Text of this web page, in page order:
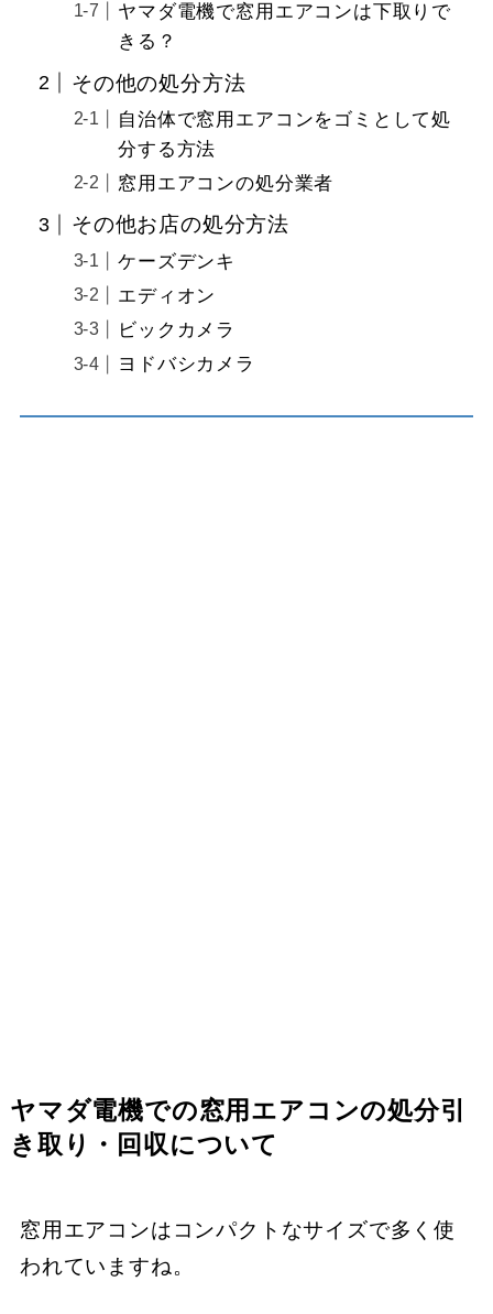
ヤマダ電機で窓用エアコンは下取りで
きる？
その他の処分方法
自治体で窓用エアコンをゴミとして処
分する方法
窓用エアコンの処分業者
その他お店の処分方法
ケーズデンキ
エディオン
ビックカメラ
ヨドバシカメラ
ヤマダ電機での窓用エアコンの処分引
き取り・回収について
窓用エアコンはコンパクトなサイズで多く使
われていますね。